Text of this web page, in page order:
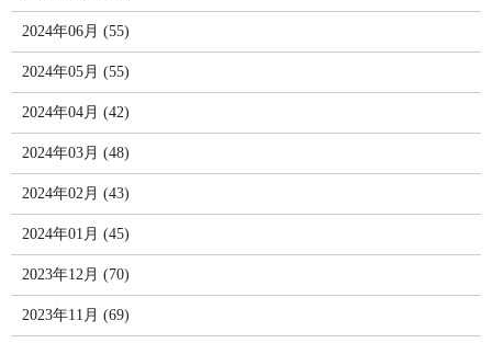
2024年06月 (55)
2024年05月 (55)
2024年04月 (42)
2024年03月 (48)
2024年02月 (43)
2024年01月 (45)
2023年12月 (70)
2023年11月 (69)